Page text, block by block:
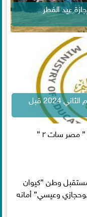
عيد الفطر
التعليم تشدد على الانتهاء من مناهج الترم الثاني 2024 قبل
مصر سات ٢ ”
وطن ”كيوان
وعيسي” أمانه